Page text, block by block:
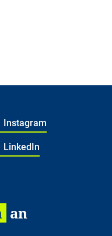
Instagram
LinkedIn
an